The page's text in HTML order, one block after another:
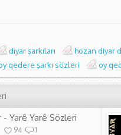
diyar şarkıları hozan diyar
qedere şarkı sözleri oy
- Yarê Yarê Sözleri
94 1